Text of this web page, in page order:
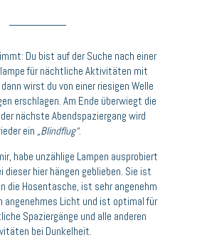
Du bist auf der Suche nach einer
für nächtliche Aktivitäten mit
dann wirst du von einer riesigen Welle
erschlagen.Am Ende überwiegt die
nächste Abendspaziergang wird
ein „Blindflug“.
habe unzählige Lampen ausprobiert
hier hängen geblieben. Sie ist
die Hosentasche, ist sehr angenehm
angenehmes Licht und ist optimal für
Spaziergänge und alle anderen
bei Dunkelheit.